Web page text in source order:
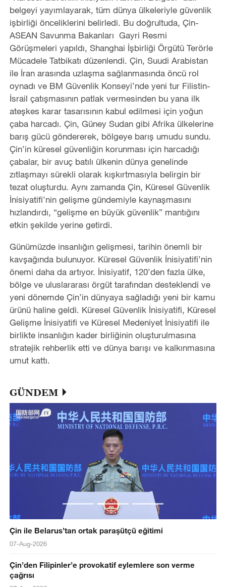
belgeyi yayımlayarak, tüm dünya ülkeleriyle güvenlik
işbirliği önceliklerini belirledi. Bu doğrultuda, Çin-
ASEAN Savunma Bakanları Gayri Resmi
Görüşmeleri yapıldı, Shanghai İşbirliği Örgütü Terörle
Mücadele Tatbikatı düzenlendi. Çin, Suudi Arabistan
ile İran arasında uzlaşma sağlanmasında öncü rol
oynadı ve BM Güvenlik Konseyi’nde yeni tur Filistin-
İsrail çatışmasının patlak vermesinden bu yana ilk
ateşkes karar tasarısının kabul edilmesi için yoğun
çaba harcadı. Çin, Güney Sudan gibi Afrika ülkelerine
barış gücü göndererek, bölgeye barış umudu sundu.
Çin’in küresel güvenliğin korunması için harcadığı
çabalar, bir avuç batılı ülkenin dünya genelinde
zıtlaşmayı sürekli olarak kışkırtmasıyla belirgin bir
tezat oluşturdu. Aynı zamanda Çin, Küresel Güvenlik
İnisiyatifi’nin gelişme gündemiyle kaynaşmasını
hızlandırdı, “gelişme en büyük güvenlik” mantığını
etkin şekilde yerine getirdi.
Günümüzde insanlığın gelişmesi, tarihin önemli bir
kavşağında bulunuyor. Küresel Güvenlik İnisiyatifi’nin
önemi daha da artıyor. İnisiyatif, 120’den fazla ülke,
bölge ve uluslararası örgüt tarafından desteklendi ve
yeni dönemde Çin’in dünyaya sağladığı yeni bir kamu
ürünü haline geldi. Küresel Güvenlik İnisiyatifi, Küresel
Gelişme İnisiyatifi ve Küresel Medeniyet İnisiyatifi ile
birlikte insanlığın kader birliğinin oluşturulmasına
stratejik rehberlik etti ve dünya barışı ve kalkınmasına
umut kattı.
GÜNDEM
Çin ile Belarus’tan ortak paraşütçü eğitimi
07-Aug-2026
Çin’den Filipinler’e provokatif eylemlere son verme
çağrısı